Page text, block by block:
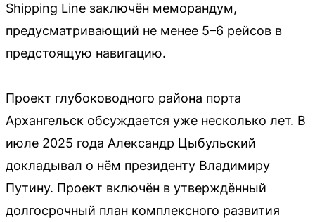
Shipping Line заключён меморандум,
предусматривающий не менее 5–6 рейсов в
предстоящую навигацию.
Проект глубоководного района порта
Архангельск обсуждается уже несколько лет. В
июле 2025 года Александр Цыбульский
докладывал о нём президенту Владимиру
Путину. Проект включён в утверждённый
долгосрочный план комплексного развития